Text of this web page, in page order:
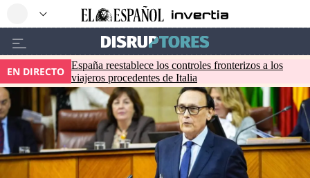
EN DIRECTO España reestablece los controles fronterizos a los
viajeros procedentes de Italia